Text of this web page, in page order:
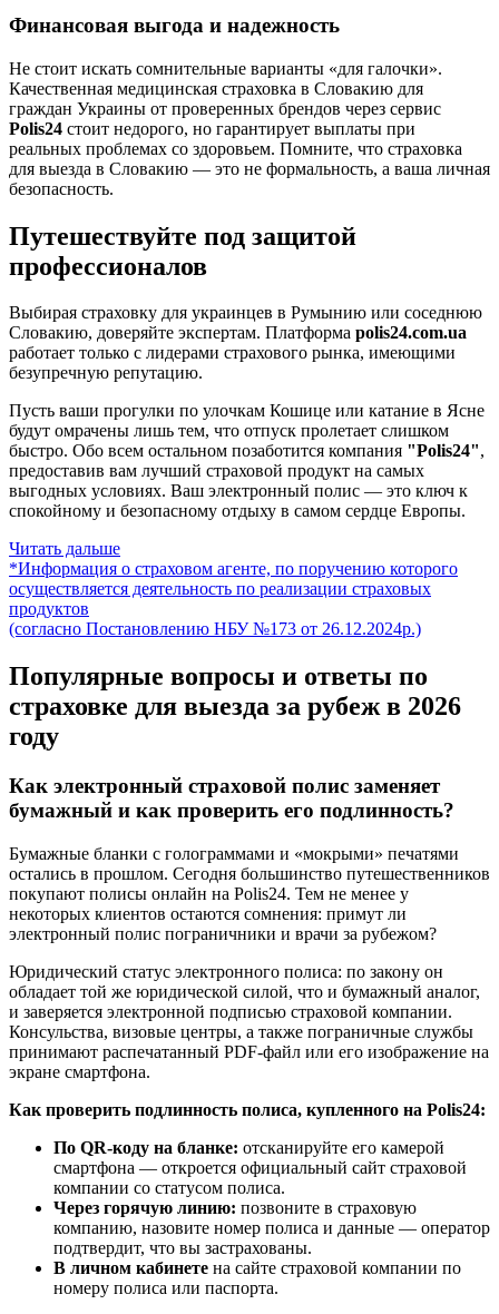
Финансовая выгода и надежность
Не стоит искать сомнительные варианты «для галочки».
Качественная медицинская страховка в Словакию для
граждан Украины от проверенных брендов через сервис
Polis24 стоит недорого, но гарантирует выплаты при
реальных проблемах со здоровьем. Помните, что страховка
для выезда в Словакию — это не формальность, а ваша личная
безопасность.
Путешествуйте под защитой
профессионалов
Выбирая страховку для украинцев в Румынию или соседнюю
Словакию, доверяйте экспертам. Платформа polis24.com.ua
работает только с лидерами страхового рынка, имеющими
безупречную репутацию.
Пусть ваши прогулки по улочкам Кошице или катание в Ясне
будут омрачены лишь тем, что отпуск пролетает слишком
быстро. Обо всем остальном позаботится компания "Polis24",
предоставив вам лучший страховой продукт на самых
выгодных условиях. Ваш электронный полис — это ключ к
спокойному и безопасному отдыху в самом сердце Европы.
Читать дальше
*Информация о страховом агенте, по поручению которого
осуществляется деятельность по реализации страховых
продуктов
(согласно Постановлению НБУ №173 от 26.12.2024р.)
Популярные вопросы и ответы по
страховке для выезда за рубеж в 2026
году
Как электронный страховой полис заменяет
бумажный и как проверить его подлинность?
Бумажные бланки с голограммами и «мокрыми» печатями
остались в прошлом. Сегодня большинство путешественников
покупают полисы онлайн на Polis24. Тем не менее у
некоторых клиентов остаются сомнения: примут ли
электронный полис пограничники и врачи за рубежом?
Юридический статус электронного полиса: по закону он
обладает той же юридической силой, что и бумажный аналог,
и заверяется электронной подписью страховой компании.
Консульства, визовые центры, а также пограничные службы
принимают распечатанный PDF-файл или его изображение на
экране смартфона.
Как проверить подлинность полиса, купленного на Polis24:
По QR-коду на бланке: отсканируйте его камерой
смартфона — откроется официальный сайт страховой
компании со статусом полиса.
Через горячую линию: позвоните в страховую
компанию, назовите номер полиса и данные — оператор
подтвердит, что вы застрахованы.
В личном кабинете на сайте страховой компании по
номеру полиса или паспорта.